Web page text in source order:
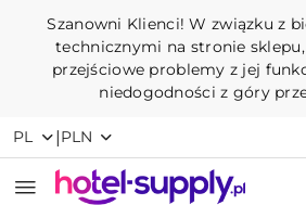
Przejdź do treści głównej
Przejdź do wyszukiwarki
Przejdź do moje konto
Przejdź do menu
Przejdź do opisu produktu
Przejdź do stopki
Szanowni Klienci! W związku z
technicznymi na stronie
przejściowe problemy z jej
niedogodności z góry
PL |PLN